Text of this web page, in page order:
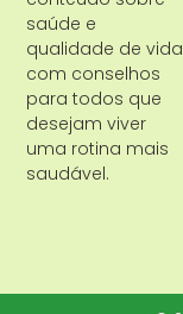
saúde e
qualidade de
com conselhos
para todos que
desejam viver
uma rotina mais
saudável.